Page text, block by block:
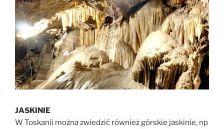
JASKINIE
W Toskanii można zwiedzić również górskie jaskinie, np